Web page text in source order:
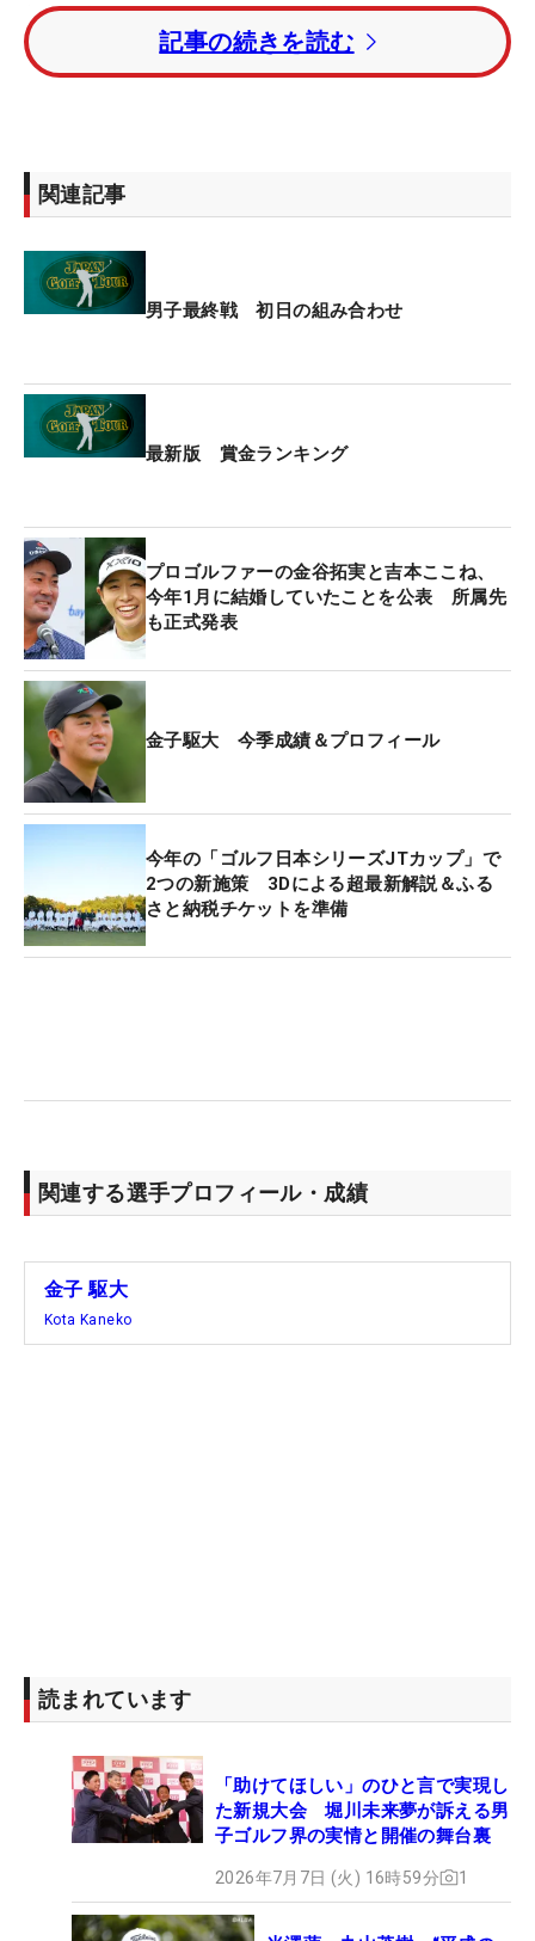
額は1億1613万1916円。3位の蟬川は8403万4786
円、4位の大岩は8316万4544円と、3000万円以上
の差がある（※ランキング2位の生源寺龍憲は米ツア
今大会の優勝賞金は4000万円、2位は1500万円。蟬
川と大岩の賞金王戴冠は“優勝”が絶対条件となる。
に該当すると金子の戴冠が決まる。
・7人までの2位タイ、3人までの3位タイ（大岩優勝
の場合）
的に優勢だ。そんな中、三者はどのような心境で大
会を迎えるのか。
金子は「賞金王になりたい。自分がいい成績を出し
て、自分で決められればと思います」と語る。蟬
川、大岩との争いについては「2人とも僕より飛ぶ
のでうらやましいです」と笑顔も見せ、重圧の中で
も自然体だ。
蟬川は「本当にいい状態で試合を迎えられている」
と表情は明るい。賞金王争いをする3人の中で唯
一、今大会の優勝経験があるものの、「金子選手は
すごく流れが来ている。先週優勝した大岩選手も、
あれだけの伸ばし合いのセッティングで競り勝った
そして先週の初優勝で一気に賞金王争いへ食い込ん
だ大岩は、優勝必須という状況にどこか達観した様
挑む。
る。優勝というミッションは決して容易ではないが
「頑張りたい」と、可能性がある限りもちろん勝利
を狙っていく。三者三様の思いを胸に、賞金王争い
はついに決着の時を迎える。（文・齊藤啓介）
記事の続きを読む
関連記事
男子最終戦 初日の組み合わせ
最新版 賞金ランキング
プロゴルファーの金谷拓実と吉本ここね、
今年1月に結婚していたことを公表 所属先
も正式発表
金子駆大 今季成績＆プロフィール
今年の「ゴルフ日本シリーズJTカップ」で
2つの新施策 3Dによる超最新解説＆ふる
さと納税チケットを準備
関連する選手プロフィール・成績
金子 駆大
Kota Kaneko
読まれています
「助けてほしい」のひと言で実現し
た新規大会 堀川未来夢が訴える男
子ゴルフ界の実情と開催の舞台裏
2026年7月7日 (火) 16時59分 1